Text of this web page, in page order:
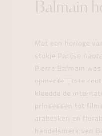
Balmain
Met een horloge
stukje Parijse
Pierre Balmain was
opmerkelijkste
kleedde de
prinsessen tot
arabesken en
handelsmerk van